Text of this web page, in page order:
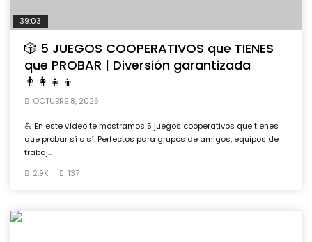
39:03
🎲 5 JUEGOS COOPERATIVOS que TIENES
que PROBAR | Diversión garantizada
👨‍👩‍👧‍👦
OCTUBRE 8, 2025
💪 En este vídeo te mostramos 5 juegos cooperativos que tienes
que probar sí o sí. Perfectos para grupos de amigos, equipos de
trabaj...
2.9K
137